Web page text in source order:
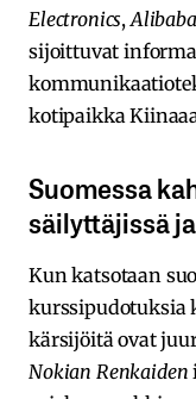
Electronics, Alibaba
sijoittuvat
kotipaikka
Suomessa
säilyttäjissä
Kun katsotaan
kurssipudotuksia
kärsijöitä ovat
Nokian Renkaiden